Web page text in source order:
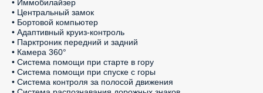
• Иммобилайзер
• Центральный замок
• Бортовой компьютер
• Адаптивный круиз-контроль
• Парктроник передний и задний
• Камера 360°
• Система помощи при старте в гору
• Система помощи при спуске с горы
• Система контроля за полосой движения